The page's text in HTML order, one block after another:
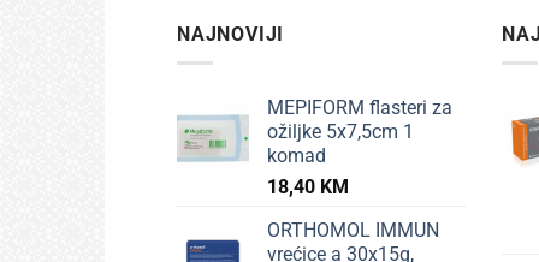
NAJNOVIJI
MEPIFORM flasteri za
ožiljke 5x7,5cm 1
komad
18,40 KM
ORTHOMOL IMMUN
vrećice a 30x15g,